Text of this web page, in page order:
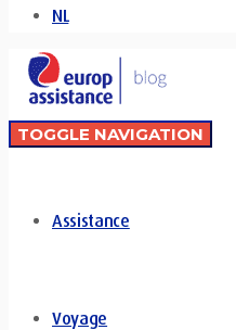
NL
TOGGLE NAVIGATION
Assistance
Voyage